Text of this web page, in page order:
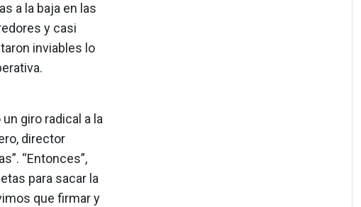
a la baja en las
y casi
inviables lo
giro radical a la
director
“Entonces”,
para sacar la
que firmar y